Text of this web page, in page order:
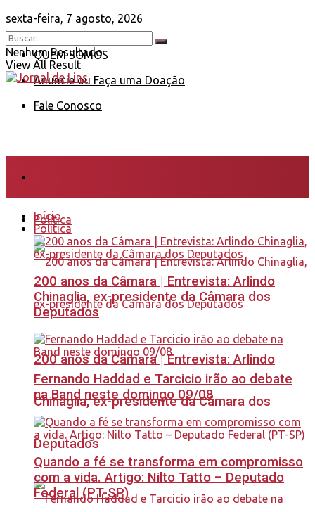
sexta-feira, 7 agosto, 2026
QUEM SOMOS
Anuncie ou Faça uma Doação
Fale Conosco
Nenhum Resultado
View All Result
Política
200 anos da Câmara | Entrevista: Arlindo
Chinaglia, ex-presidente da Câmara dos
Deputados
Início
Política
200 anos da Câmara | Entrevista: Arlindo
Chinaglia, ex-presidente da Câmara dos
Deputados
Fernando Haddad e Tarcicio irão ao debate
na Band neste domingo 09/08
Quando a fé se transforma em compromisso
com a vida. Artigo: Nilto Tatto – Deputado
Federal (PT-SP)